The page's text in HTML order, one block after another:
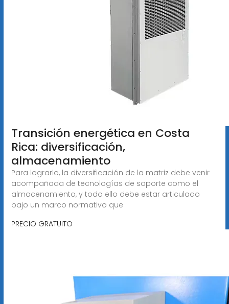
Transición energética en Costa
Rica: diversificación,
almacenamiento
Para lograrlo, la diversificación de la matriz debe venir
acompañada de tecnologías de soporte como el
almacenamiento, y todo ello debe estar articulado
bajo un marco normativo que
PRECIO GRATUITO